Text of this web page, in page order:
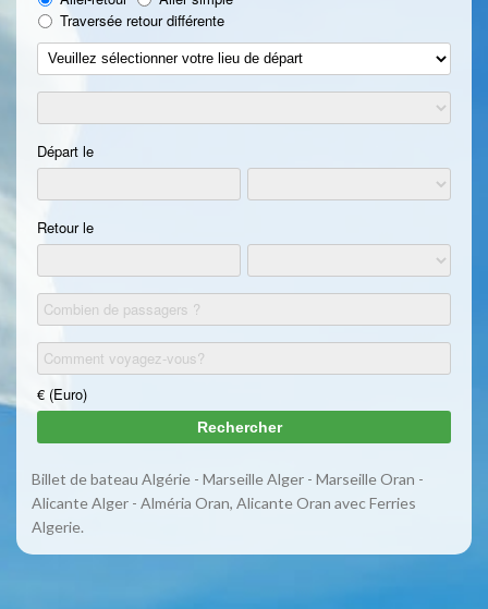
Billet de bateau Algérie - Marseille Alger - Marseille Oran -
Alicante Alger - Alméria Oran, Alicante Oran avec Ferries
Algerie.